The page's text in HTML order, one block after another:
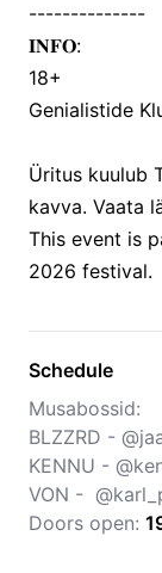
--------------
𝐈𝐍𝐅𝐎:
18+
Genialistide
Üritus kuulub
kavva. Vaata
This event is
2026 festival.
Schedule
Musabossid:
BLZZRD -
KENNU -
VON -
Doors open: